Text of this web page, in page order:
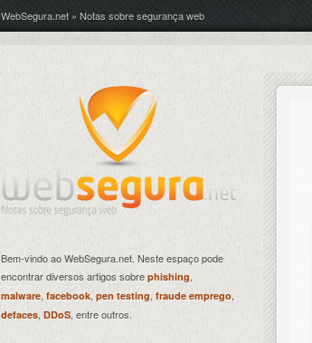
WebSegura.net » Notas sobre segurança web
Bem-vindo ao WebSegura.net. Neste espaço pode
encontrar diversos artigos sobre phishing,
malware, facebook, pen testing, fraude emprego,
defaces DDoS, entre outros.